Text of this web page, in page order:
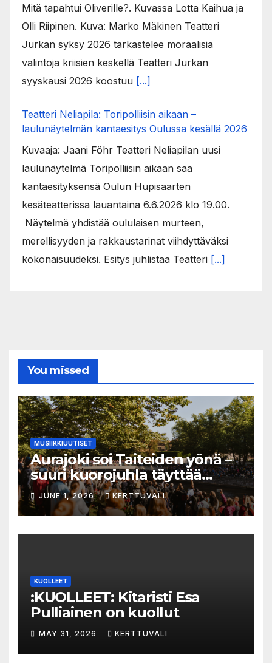
Mitä tapahtui Oliverille?. Kuvassa Lotta Kaihua ja
Olli Riipinen. Kuva: Marko Mäkinen Teatteri
Jurkan syksy 2026 tarkastelee moraalisia
valintoja kriisien keskellä Teatteri Jurkan
syyskausi 2026 koostuu [...]
Teatteri Neliapila: Toripolliisin aikaan –
laulunäytelmän kantaesitys Oulussa kesällä 2026
Kuvaaja: Jaani Föhr Teatteri Neliapilan uusi
laulunäytelmä Toripolliisin aikaan saa
kantaesityksensä Oulun Hupisaarten
kesäteatterissa lauantaina 6.6.2026 klo 19.00.
Näytelmä yhdistää oululaisen murteen,
merellisyyden ja rakkaustarinat viihdyttäväksi
kokonaisuudeksi. Esitys juhlistaa Teatteri [...]
You missed
MUSIIKKIUUTISET
Aurajoki soi Taiteiden yönä –
suuri kuorojuhla täyttää
jokirannan musiikilla
JUNE 1, 2026 KERTTUVALI
KUOLLEET
:KUOLLEET: Kitaristi Esa
Pulliainen on kuollut
MAY 31, 2026 KERTTUVALI